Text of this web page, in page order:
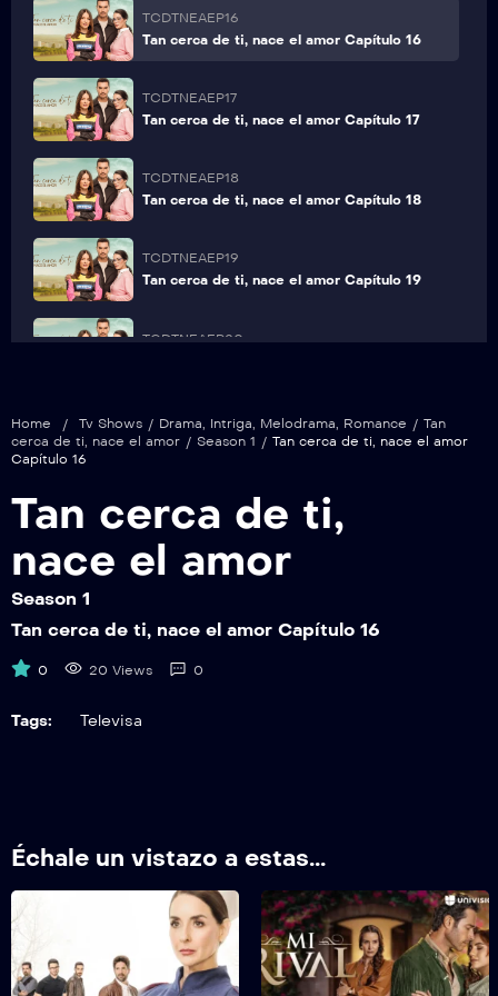
TCDTNEAEP16
Tan cerca de ti, nace el amor Capítulo 16
TCDTNEAEP17
Tan cerca de ti, nace el amor Capítulo 17
TCDTNEAEP18
Tan cerca de ti, nace el amor Capítulo 18
TCDTNEAEP19
Tan cerca de ti, nace el amor Capítulo 19
TCDTNEAEP20
TCDTNEAEP21
Tan cerca de ti, nace el amor Capítulo 21
Tan cerca de ti, nace el amor Capítulo 22
TCDTNEAEP23
TCDTNEAEP24
TCDTNEAEP27
Tan cerca de ti, nace el amor Capítulo 27
TCDTNEAEP28
Home / Tv Shows / Drama, Intriga, Melodrama, Romance / Tan
cerca de ti, nace el amor / Season 1 / Tan cerca de ti, nace el amor
Capítulo 16
Tan cerca de ti,
nace el amor
Season 1
Tan cerca de ti, nace el amor Capítulo 16
0 20 Views 0
Tags: Televisa
Échale un vistazo a estas...